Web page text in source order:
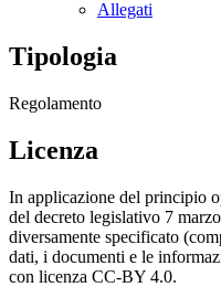
Allegati
Tipologia
Regolamento
Licenza
In applicazione del principio
del decreto legislativo 7
diversamente specificato
dati, i documenti e le
con licenza CC-BY 4.0.